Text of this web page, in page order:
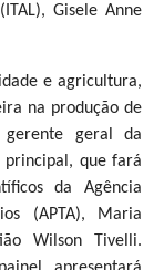
Gisele Anne
e agricultura,
na produção de
gerente geral da
principal, que fará
da Agência
(APTA), Maria
Wilson Tivelli.